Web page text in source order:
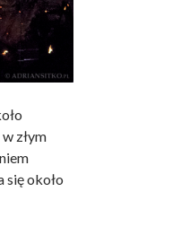
złym
się około